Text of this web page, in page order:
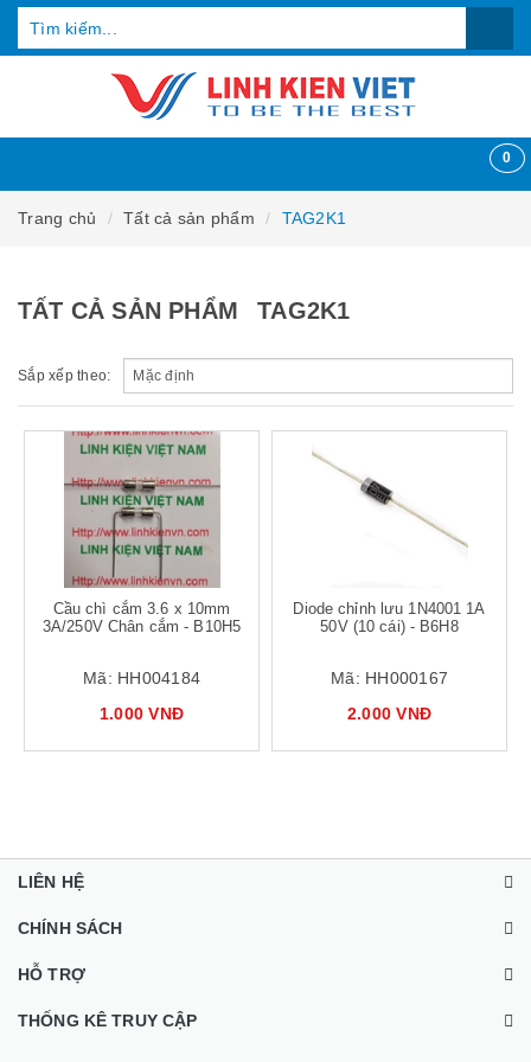
0
Trang chủ Tất cả sản phẩm TAG2K1
TẤT CẢ SẢN PHẨM TAG2K1
Sắp xếp theo:
Cầu chì cắm 3.6 x 10mm
3A/250V Chân cắm - B10H5
Mã: HH004184
1.000 VNĐ
Diode chỉnh lưu 1N4001 1A
50V (10 cái) - B6H8
Mã: HH000167
2.000 VNĐ
LIÊN HỆ
CHÍNH SÁCH
HỖ TRỢ
THỐNG KÊ TRUY CẬP